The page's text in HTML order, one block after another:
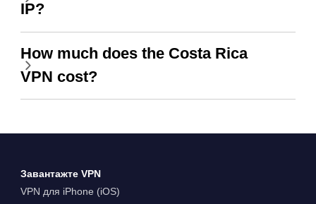
IP?
How much does the Costa Rica
VPN cost?
Завантажте VPN
VPN для iPhone (iOS)